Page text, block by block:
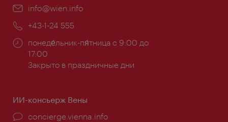
Эл.
info@wien.info
Телефон:
+43-1-24 555
Часы
работы:
понеде́льник-пя́тница с 9:00 до
17:00
Закрыто в праздничные дни
ИИ-консьерж Вены
concierge.vienna.info